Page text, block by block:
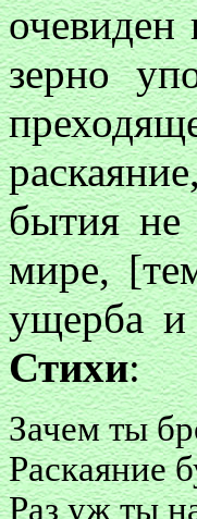
очевиден
зерно
бытия не
мире,
ущерба и
Стихи:
Зачем ты
Раскаяние
Раз уж ты